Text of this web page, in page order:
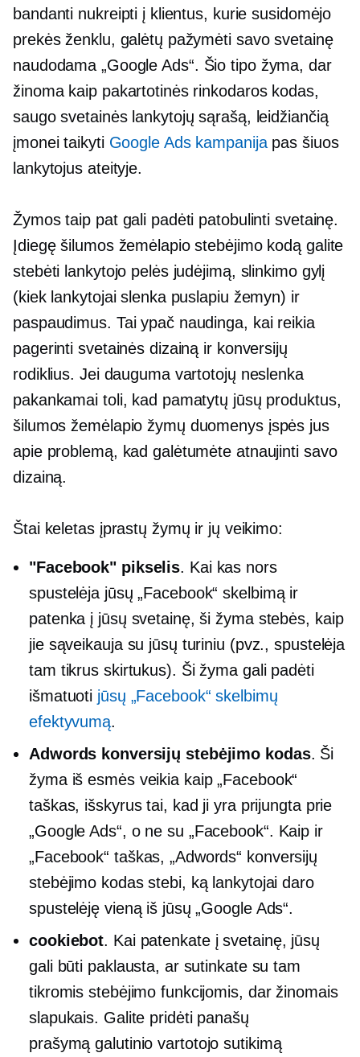
bandanti nukreipti į klientus, kurie susidomėjo
prekės ženklu, galėtų pažymėti savo svetainę
naudodama „Google Ads“. Šio tipo žyma, dar
žinoma kaip pakartotinės rinkodaros kodas,
saugo svetainės lankytojų sąrašą, leidžiančią
įmonei taikyti Google Ads kampanijapas šiuos
lankytojus ateityje.
Žymos taip pat gali padėti patobulinti svetainę.
Įdiegę šilumos žemėlapio stebėjimo kodą galite
stebėti lankytojo pelės judėjimą, slinkimo gylį
(kiek lankytojai slenka puslapiu žemyn) ir
paspaudimus. Tai ypač naudinga, kai reikia
pagerinti svetainės dizainą ir konversijų
rodiklius. Jei dauguma vartotojų neslenka
pakankamai toli, kad pamatytų jūsų produktus,
šilumos žemėlapio žymų duomenys įspės jus
apie problemą, kad galėtumėte atnaujinti savo
dizainą.
Štai keletas įprastų žymų ir jų veikimo:
"Facebook" pikselis. Kai kas nors
spustelėja jūsų „Facebook“ skelbimą ir
patenka į jūsų svetainę, ši žyma stebės, kaip
jie sąveikauja su jūsų turiniu (pvz., spustelėja
tam tikrus skirtukus). Ši žyma gali padėti
išmatuoti jūsų „Facebook“ skelbimų
efektyvumą.
Adwords konversijų stebėjimo kodas. Ši
žyma iš esmės veikia kaip „Facebook“
taškas, išskyrus tai, kad ji yra prijungta prie
„Google Ads“, o ne su „Facebook“. Kaip ir
„Facebook“ taškas, „Adwords“ konversijų
stebėjimo kodas stebi, ką lankytojai daro
spustelėję vieną iš jūsų „Google Ads“.
cookiebot. Kai patenkate į svetainę, jūsų
gali būti paklausta, ar sutinkate su tam
tikromis stebėjimo funkcijomis, dar žinomais
slapukais. Galite pridėti panašų
prašymągalutinio vartotojo sutikimą